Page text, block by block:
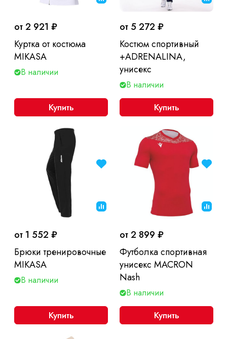
от 2 921 ₽
Куртка от костюма
MIKASA
В наличии
Купить
от 5 272 ₽
Костюм спортивный
+ADRENALINA,
унисекс
В наличии
Купить
от 1 552 ₽
Брюки тренировочные
MIKASA
В наличии
Купить
от 2 899 ₽
Футболка спортивная
унисекс MACRON
Nash
В наличии
Купить